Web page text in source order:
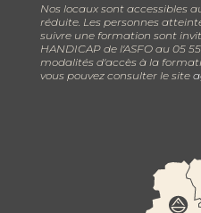
Nos locaux sont accessibles
réduite. Les personnes
suivre une formation sont
HANDICAP de l'ASFO au 05
modalités d'accès à la
vous pouvez consulter le site